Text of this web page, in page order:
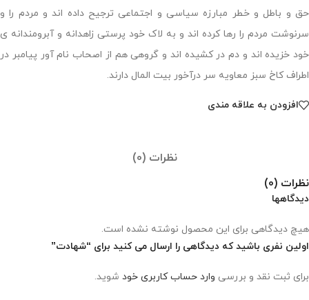
حق و باطل و خطر مبارزه سیاسی و اجتماعی ترجیح داده اند و مردم را و
سرنوشت مردم را رها کرده اند و به لاک خود پرستی زاهدانه و آبرومندانه ی
خود خزیده اند و دم در کشیده اند و گروهی هم از اصحاب نام آور پیامبر در
اطراف کاخ سبز معاویه سر درآخور بیت المال دارند.
افزودن به علاقه مندی
نظرات (0)
نظرات (0)
دیدگاهها
هیچ دیدگاهی برای این محصول نوشته نشده است.
اولین نفری باشید که دیدگاهی را ارسال می کنید برای “شهادت”
برای ثبت نقد و بررسی وارد حساب کاربری خود شوید.